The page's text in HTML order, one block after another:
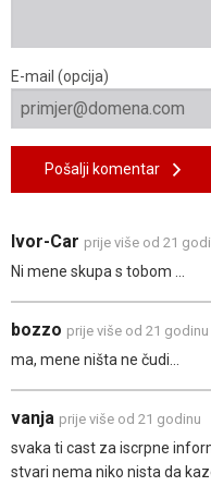
E-mail (opcija)
Pošalji komentar
Ivor-Car prije više od 21
Ni mene skupa s tobom ...
bozzo prije više od 21 godinu
ma, mene ništa ne čudi...
vanja prije više od 21 godinu
svaka ti cast za iscrpne
stvari nema niko nista da